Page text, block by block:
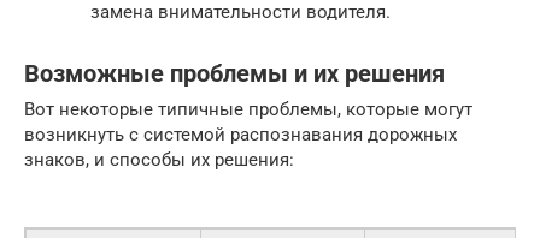
замена внимательности водителя.
Возможные проблемы и их решения
Вот некоторые типичные проблемы, которые могут
возникнуть с системой распознавания дорожных
знаков, и способы их решения: